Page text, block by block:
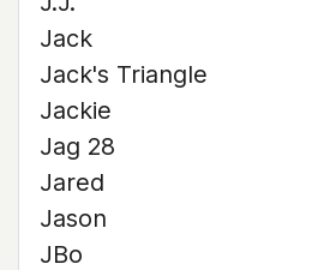
Jack
Jack's Triangle
Jackie
Jag 28
Jared
Jason
JBo